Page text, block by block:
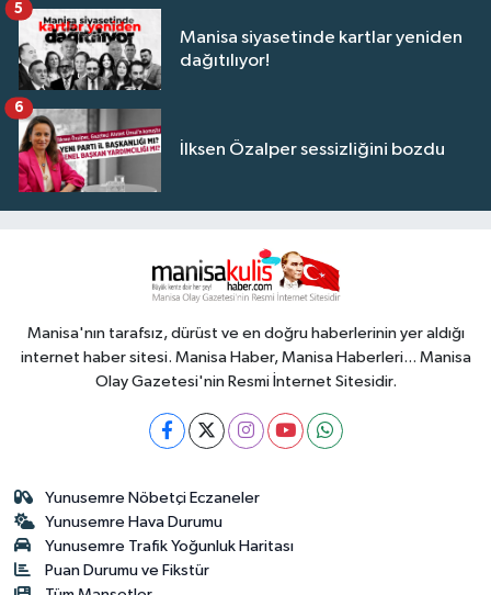
Manisa siyasetinde kartlar yeniden
dağıtılıyor!
5
İlksen Özalper sessizliğini bozdu
6
Manisa'nın tarafsız, dürüst ve en doğru haberlerinin yer aldığı
internet haber sitesi. Manisa Haber, Manisa Haberleri... Manisa
Olay Gazetesi'nin Resmi İnternet Sitesidir.
Yunusemre Nöbetçi Eczaneler
Yunusemre Hava Durumu
Yunusemre Trafik Yoğunluk Haritası
Puan Durumu ve Fikstür